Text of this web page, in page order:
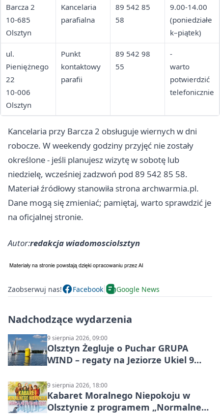
Barcza 2
10-685
Olsztyn
Kancelaria
parafialna
89 542 85
58
9.00-14.00
(poniedziałe
k–piątek)
ul.
Pieniężnego
22
10-006
Olsztyn
Punkt
kontaktowy
parafii
89 542 98
55
-
warto
potwierdzić
telefonicznie
Kancelaria przy Barcza 2 obsługuje wiernych w dni
robocze. W weekendy godziny przyjęć nie zostały
określone - jeśli planujesz wizytę w sobotę lub
niedzielę, wcześniej zadzwoń pod 89 542 85 58.
Materiał źródłowy stanowiła strona archwarmia.pl.
Dane mogą się zmieniać; pamiętaj, warto sprawdzić je
na oficjalnej stronie.
Autor:redakcja wiadomosciolsztyn
Zaobserwuj nas! Facebook Google News
Nadchodzące wydarzenia
9 sierpnia 2026, 09:00
Olsztyn Żegluje o Puchar GRUPA
WIND – regaty na Jeziorze Ukiel 9
9 sierpnia 2026, 18:00
Kabaret Moralnego Niepokoju w
Olsztynie z programem „Normalne